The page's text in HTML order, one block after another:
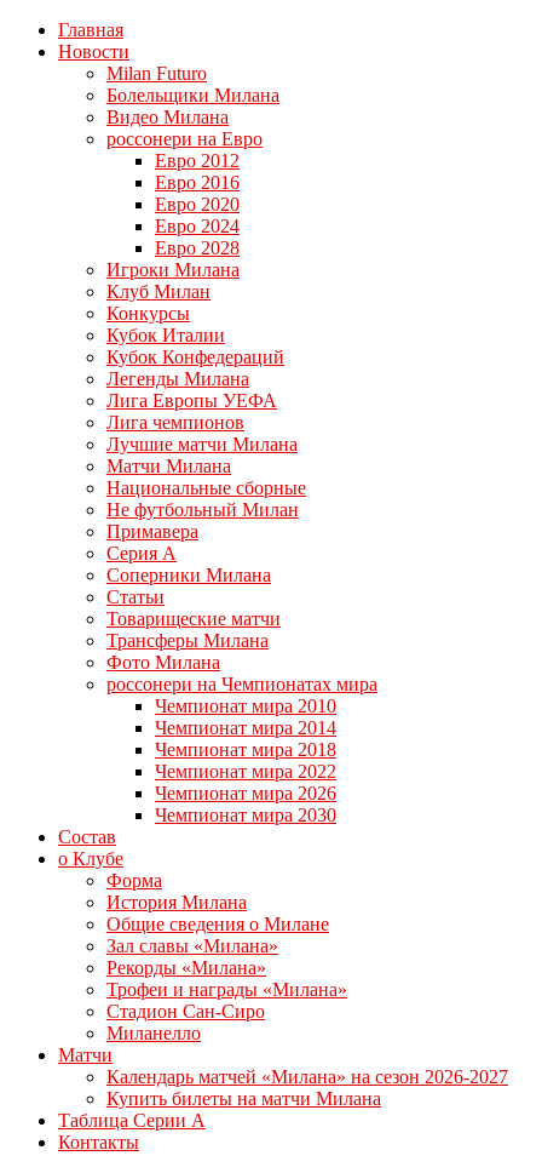
Главная
Новости
Milan Futuro
Болельщики Милана
Видео Милана
россонери на Евро
Евро 2012
Евро 2016
Евро 2020
Евро 2024
Евро 2028
Игроки Милана
Клуб Милан
Конкурсы
Кубок Италии
Кубок Конфедераций
Легенды Милана
Лига Европы УЕФА
Лига чемпионов
Лучшие матчи Милана
Матчи Милана
Национальные сборные
Не футбольный Милан
Примавера
Серия А
Соперники Милана
Статьи
Товарищеские матчи
Трансферы Милана
Фото Милана
россонери на Чемпионатах мира
Чемпионат мира 2010
Чемпионат мира 2014
Чемпионат мира 2018
Чемпионат мира 2022
Чемпионат мира 2026
Чемпионат мира 2030
Состав
о Клубе
Форма
История Милана
Общие сведения о Милане
Зал славы «Милана»
Рекорды «Милана»
Трофеи и награды «Милана»
Стадион Сан-Сиро
Миланелло
Матчи
Календарь матчей «Милана» на сезон 2026-2027
Купить билеты на матчи Милана
Таблица Серии А
Контакты